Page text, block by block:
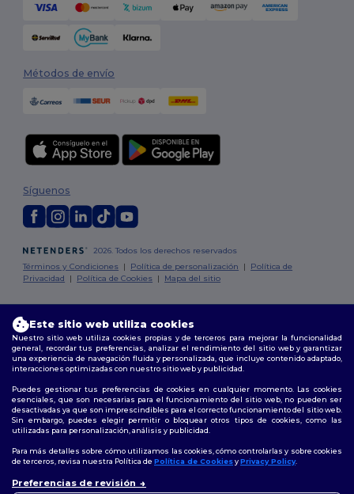
Métodos de envío
2026. Todos los derechos reservados
Términos y Condiciones | Política de personalización | Política de
Privacidad | Política de Cookies | Mapa del sitio
Síguenos
Palma |Bilbao| Alicante
Este sitio web utiliza cookies
Nuestro sitio web utiliza cookies propias y de terceros para mejorar la funcionalidad
general, recordar tus preferencias, analizar el rendimiento del sitio web y garantizar
una experiencia de navegación fluida y personalizada, que incluye contenido adaptado,
interacciones optimizadas con nuestro sitio web y publicidad.
Puedes gestionar tus preferencias de cookies en cualquier momento. Las cookies
esenciales, que son necesarias para el funcionamiento del sitio web, no pueden ser
desactivadas ya que son imprescindibles para el correcto funcionamiento del sitio web.
Sin embargo, puedes elegir permitir o bloquear otros tipos de cookies, como las
utilizadas para personalización, análisis y publicidad.
Para más detalles sobre cómo utilizamos las cookies, cómo controlarlas y sobre cookies
de terceros, revisa nuestra Política de Política de CookiesyPrivacy Policy.
Preferencias de revisión